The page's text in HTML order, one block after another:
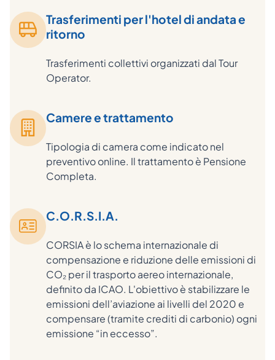
Trasferimenti per l'hotel di andata e
ritorno
Trasferimenti collettivi organizzati dal Tour
Operator.
Camere e trattamento
Tipologia di camera come indicato nel
preventivo online. Il trattamento è Pensione
Completa.
C.O.R.S.I.A.
CORSIA è lo schema internazionale di
compensazione e riduzione delle emissioni di
CO₂ per il trasporto aereo internazionale,
definito da ICAO. L'obiettivo è stabilizzare le
emissioni dell’aviazione ai livelli del 2020 e
compensare (tramite crediti di carbonio) ogni
emissione “in eccesso”.